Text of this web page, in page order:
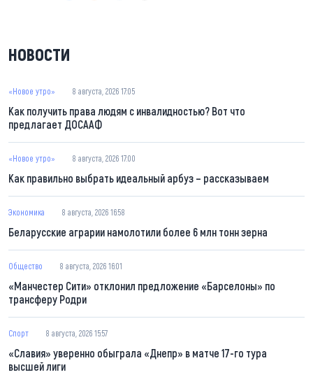
НОВОСТИ
«Новое утро» 8 августа, 2026 17:05
Как получить права людям с инвалидностью? Вот что
предлагает ДОСААФ
«Новое утро» 8 августа, 2026 17:00
Как правильно выбрать идеальный арбуз – рассказываем
Экономика 8 августа, 2026 16:58
Беларусские аграрии намолотили более 6 млн тонн зерна
Общество 8 августа, 2026 16:01
«Манчестер Сити» отклонил предложение «Барселоны» по
трансферу Родри
Спорт 8 августа, 2026 15:57
«Славия» уверенно обыграла «Днепр» в матче 17-го тура
высшей лиги